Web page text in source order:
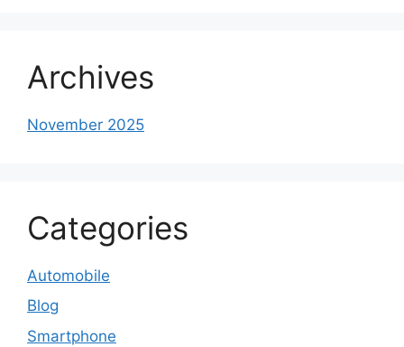
Archives
November 2025
Categories
Automobile
Blog
Smartphone